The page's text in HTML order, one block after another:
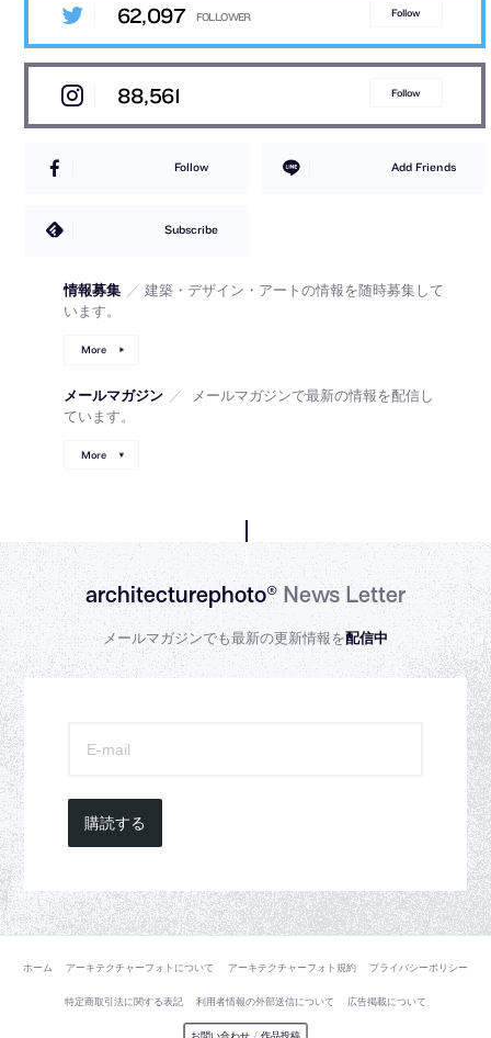
62,097 Follow
88,561 Follow
Follow Add Friends
Subscribe
情報募集 ／ 建築・デザイン・アートの情報を随時募集して
います。
More
メールマガジン ／
メールマガジンで最新の情報を配信し
ています。
More
architecturephoto®News Letter
メールマガジンでも最新の更新情報を配信中
購読する
ホーム アーキテクチャーフォトについて アーキテクチャーフォト規約 プライバシーポリシー
特定商取引法に関する表記 利用者情報の外部送信について 広告掲載について